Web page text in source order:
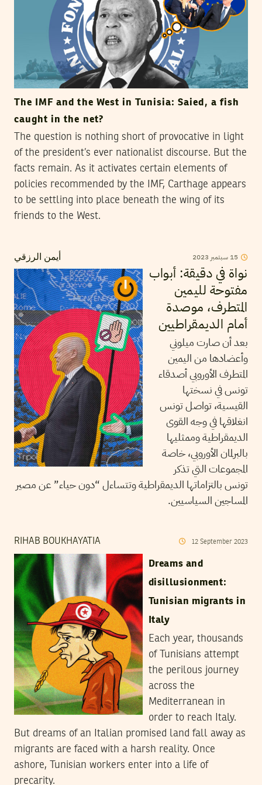
The IMF and the West in Tunisia: Saied, a fish
caught in the net?
The question is nothing short of provocative in light
of the president’s ever nationalist discourse. But the
facts remain. As it activates certain elements of
policies recommended by the IMF, Carthage appears
to be settling into place beneath the wing of its
friends to the West.
أيمن الرزقي 15 سبتمبر 2023
نواة في دقيقة: أبواب
مفتوحة لليمين
المتطرف، موصدة
أمام الديمقراطيين
بعد أن صارت ميلوني
وأعضادها من اليمين
المتطرف الأوروبي أصدقاء
تونس في نسختها
القيسية، تواصل تونس
انغلاقها في وجه القوى
الديمقراطية وممثليها
بالبرلمان الأوروبي، خاصة
المجموعات التي تذكر
تونس بالتزاماتها الديمقراطية وتتساءل “دون حياء” عن مصير
المساجين السياسيين.
RIHAB BOUKHAYATIA 12 September 2023
Dreams and
disillusionment:
Tunisian migrants in
Italy
Each year, thousands
of Tunisians attempt
the perilous journey
across the
Mediterranean in
order to reach Italy.
But dreams of an Italian promised land fall away as
migrants are faced with a harsh reality. Once
ashore, Tunisian workers enter into a life of
precarity.